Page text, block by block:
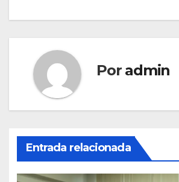
Por admin
Entrada relacionada